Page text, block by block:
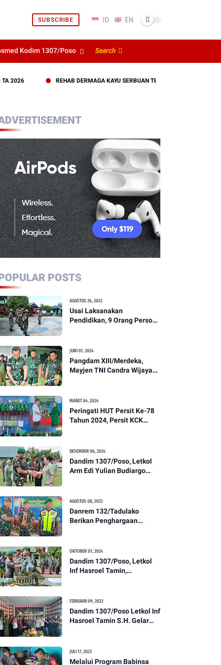
SUBSCRIBE
Kodim 1307/Poso Search
REHAB DERMAGA KAYU SERBUAN TERITORIAL KODIM 1307/POSO
POSTS
AGUSTUS 26, 2023
Usai Laksanakan
Pendidikan, 9 Orang Personil
Ikuti Apel Pagi Dan
Pengecekan
JUNI 07, 2024
Pangdam XIII/Merdeka,
Mayjen TNI Candra Wijaya
MARET 04, 2024
Peringati HUT Persit Ke-78
Tahun 2024, Persit KCK
Kesehatan Tentang
Pencegahan DBD
DESEMBER 06, 2024
Dandim 1307/Poso, Letkol
Arm Edi Yulian Budiargo
1307/Poso
AGUSTUS 08, 2023
Danrem 132/Tadulako
Berikan Penghargaan
OKTOBER 01, 2024
Dandim 1307/Poso, Letkol
Inf Hasroel Tamin,
Kenaikan Pangkat Personel
Kodim 1307/Poso
FEBRUARI 09, 2023
Dandim 1307/Poso Letkol Inf
Hasroel Tamin S.H. Gelar
Tahun 2023
JULI 17, 2023
Melalui Program Babinsa